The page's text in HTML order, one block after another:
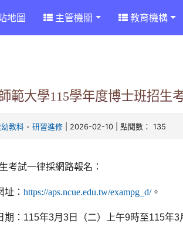
地圖 主管機關 教育機構
範大學115學年度博士班招生
教科 - 研習進修 | 2026-02-10 | 點閱數： 135
考試一律採網路報名：
址：https://aps.ncue.edu.tw/exampg_d/。
期： 115年3月3 日（二）上午9時至115年3